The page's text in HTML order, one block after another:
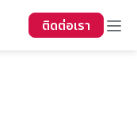
ติดต่อเรา